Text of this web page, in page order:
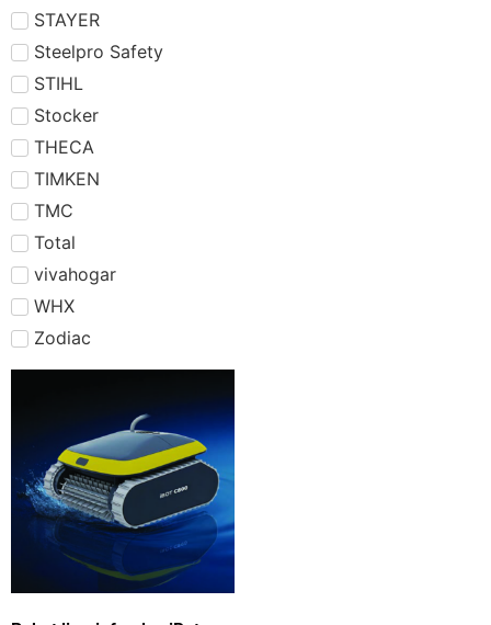
STAYER
Steelpro Safety
STIHL
Stocker
THECA
TIMKEN
TMC
Total
vivahogar
WHX
Zodiac